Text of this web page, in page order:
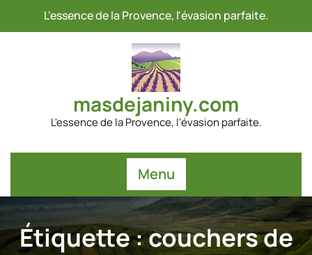
L'essence de la Provence, l'évasion parfaite.
masdejaniny.com
L'essence de la Provence, l'évasion parfaite.
Menu
Étiquette :couchers de